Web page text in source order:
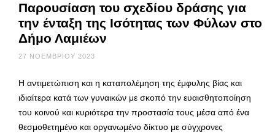
Παρουσίαση του σχεδίου δράσης για
την ένταξη της Ισότητας των Φύλων στο
Δήμο Λαμιέων
27 ΝΟΕΜΒΡΊΟΥ 2023
Η αντιμετώπιση και η καταπολέμηση της έμφυλης βίας και
ιδιαίτερα κατά των γυναικών με σκοπό την ευαισθητοποίηση
του κοινού και κυριότερα την προστασία τους μέσα από ένα
θεσμοθετημένο και οργανωμένο δίκτυο με σύγχρονες